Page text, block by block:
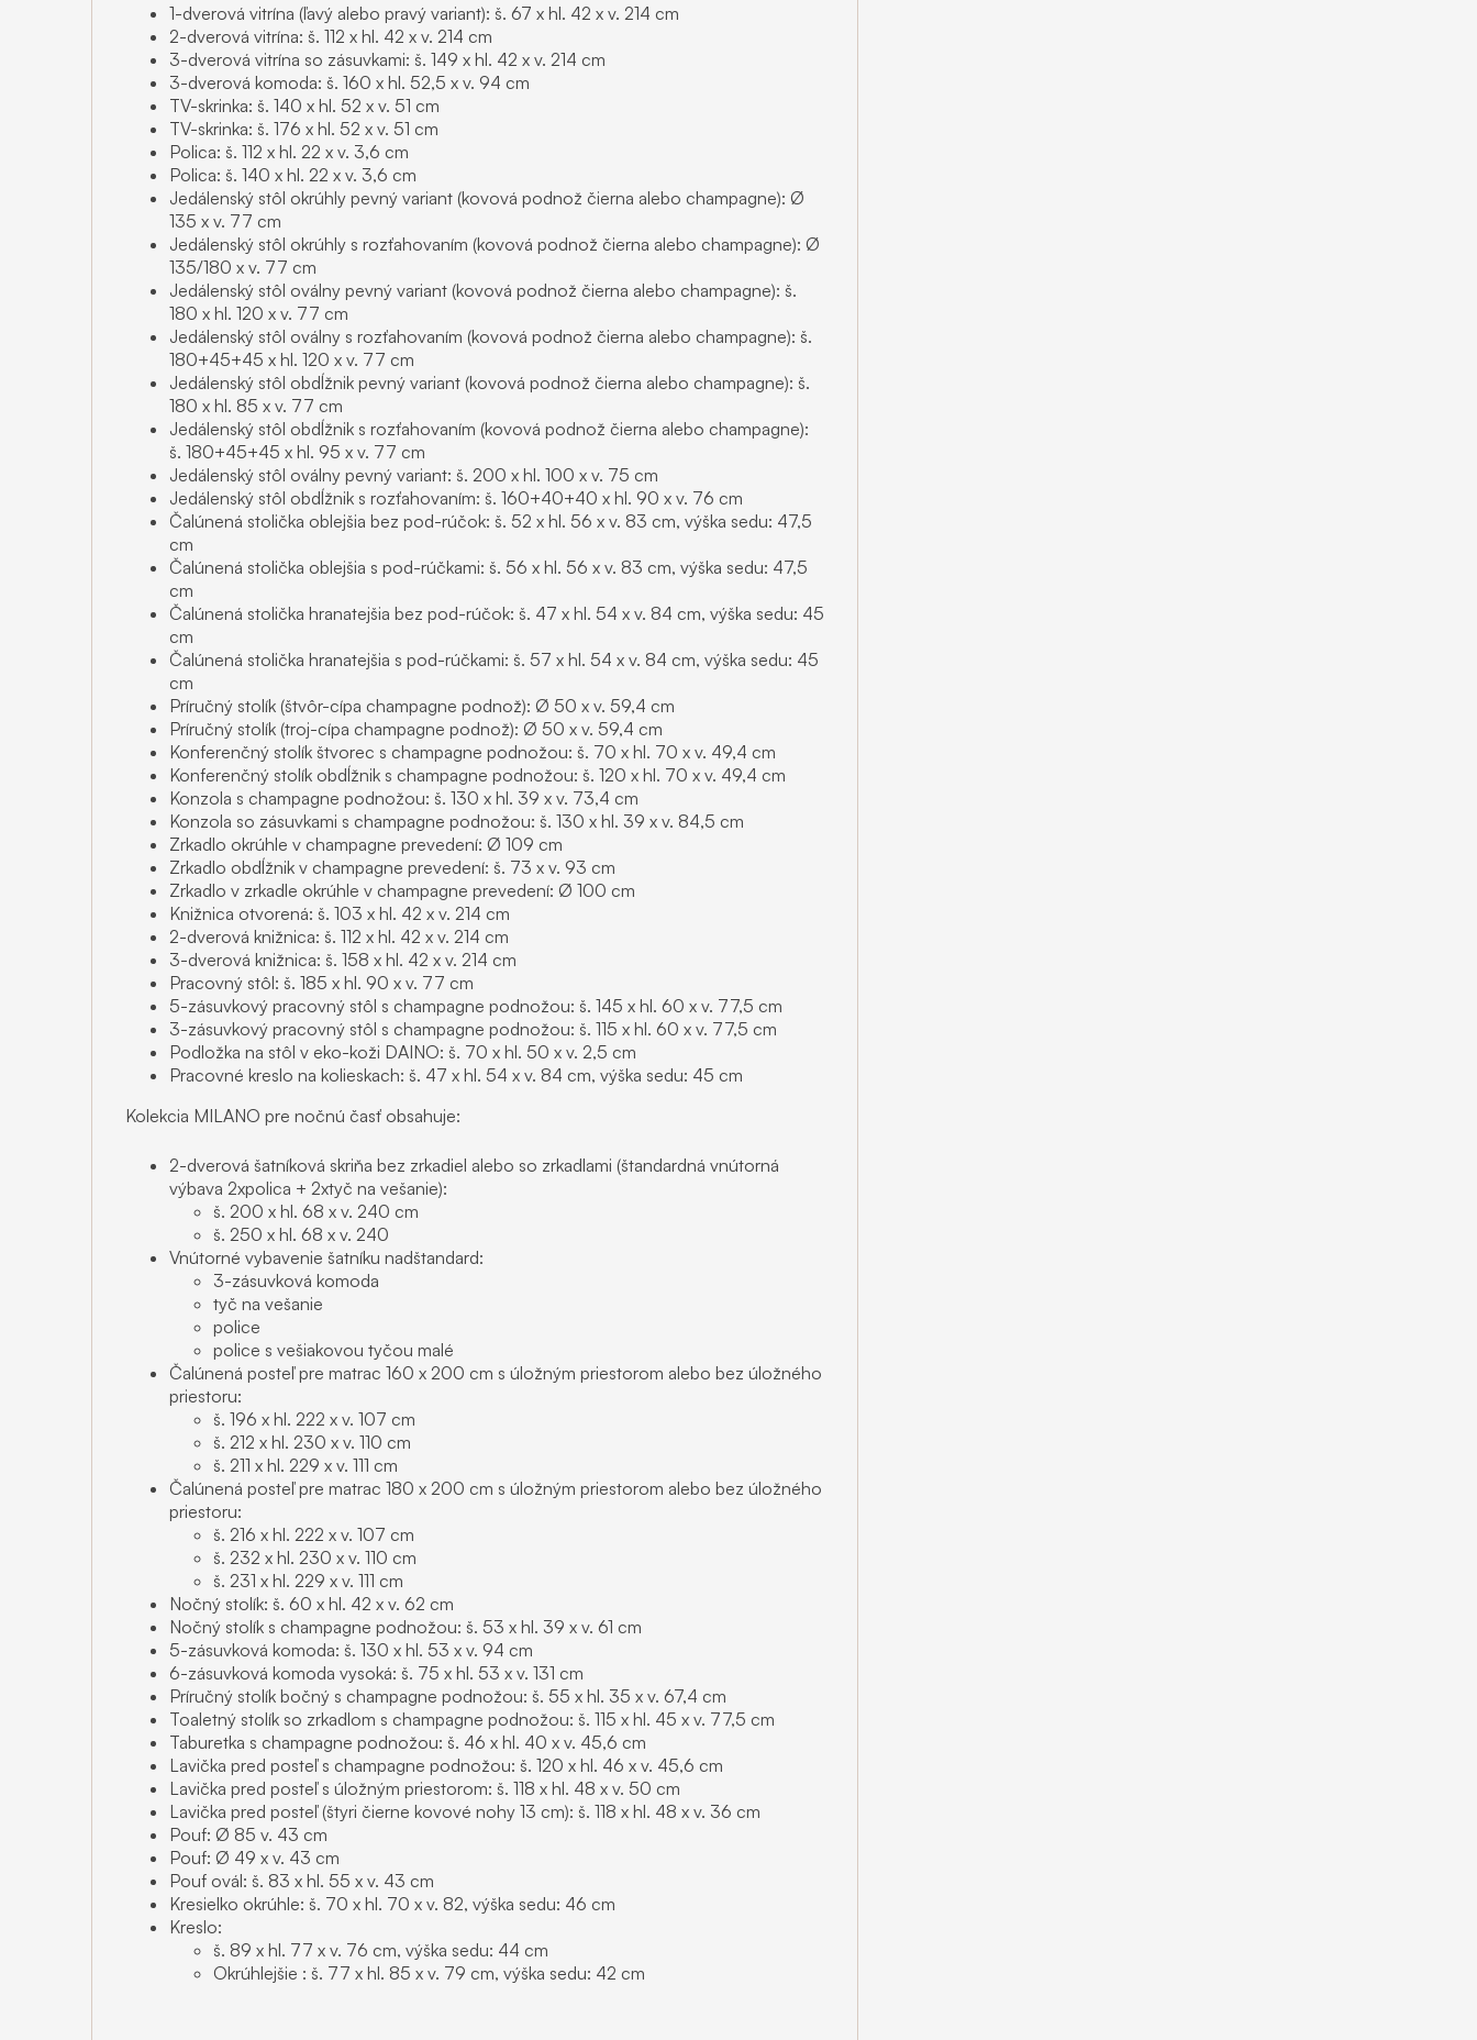
1-dverová vitrína (ľavý alebo pravý variant): š. 67 x hl. 42 x v. 214 cm
2-dverová vitrína: š. 112 x hl. 42 x v. 214 cm
3-dverová vitrína so zásuvkami: š. 149 x hl. 42 x v. 214 cm
3-dverová komoda: š. 160 x hl. 52,5 x v. 94 cm
TV-skrinka: š. 140 x hl. 52 x v. 51 cm
TV-skrinka: š. 176 x hl. 52 x v. 51 cm
Polica: š. 112 x hl. 22 x v. 3,6 cm
Polica: š. 140 x hl. 22 x v. 3,6 cm
Jedálenský stôl okrúhly pevný variant (kovová podnož čierna alebo champagne): Ø
135 x v. 77 cm
Jedálenský stôl okrúhly s rozťahovaním (kovová podnož čierna alebo champagne): Ø
135/180 x v. 77 cm
Jedálenský stôl oválny pevný variant (kovová podnož čierna alebo champagne): š.
180 x hl. 120 x v. 77 cm
Jedálenský stôl oválny s rozťahovaním (kovová podnož čierna alebo champagne): š.
180+45+45 x hl. 120 x v. 77 cm
Jedálenský stôl obdĺžnik pevný variant (kovová podnož čierna alebo champagne): š.
180 x hl. 85 x v. 77 cm
Jedálenský stôl obdĺžnik s rozťahovaním (kovová podnož čierna alebo champagne):
š. 180+45+45 x hl. 95 x v. 77 cm
Jedálenský stôl oválny pevný variant: š. 200 x hl. 100 x v. 75 cm
Jedálenský stôl obdĺžnik s rozťahovaním: š. 160+40+40 x hl. 90 x v. 76 cm
Čalúnená stolička oblejšia bez pod-rúčok: š. 52 x hl. 56 x v. 83 cm, výška sedu: 47,5
cm
Čalúnená stolička oblejšia s pod-rúčkami: š. 56 x hl. 56 x v. 83 cm, výška sedu: 47,5
cm
Čalúnená stolička hranatejšia bez pod-rúčok: š. 47 x hl. 54 x v. 84 cm, výška sedu: 45
cm
Čalúnená stolička hranatejšia s pod-rúčkami: š. 57 x hl. 54 x v. 84 cm, výška sedu: 45
cm
Príručný stolík (štvôr-cípa champagne podnož): Ø 50 x v. 59,4 cm
Príručný stolík (troj-cípa champagne podnož): Ø 50 x v. 59,4 cm
Konferenčný stolík štvorec s champagne podnožou: š. 70 x hl. 70 x v. 49,4 cm
Konferenčný stolík obdĺžnik s champagne podnožou: š. 120 x hl. 70 x v. 49,4 cm
Konzola s champagne podnožou: š. 130 x hl. 39 x v. 73,4 cm
Konzola so zásuvkami s champagne podnožou: š. 130 x hl. 39 x v. 84,5 cm
Zrkadlo okrúhle v champagne prevedení: Ø 109 cm
Zrkadlo obdĺžnik v champagne prevedení: š. 73 x v. 93 cm
Zrkadlo v zrkadle okrúhle v champagne prevedení: Ø 100 cm
Knižnica otvorená: š. 103 x hl. 42 x v. 214 cm
2-dverová knižnica: š. 112 x hl. 42 x v. 214 cm
3-dverová knižnica: š. 158 x hl. 42 x v. 214 cm
Pracovný stôl: š. 185 x hl. 90 x v. 77 cm
5-zásuvkový pracovný stôl s champagne podnožou: š. 145 x hl. 60 x v. 77,5 cm
3-zásuvkový pracovný stôl s champagne podnožou: š. 115 x hl. 60 x v. 77,5 cm
Podložka na stôl v eko-koži DAINO: š. 70 x hl. 50 x v. 2,5 cm
Pracovné kreslo na kolieskach: š. 47 x hl. 54 x v. 84 cm, výška sedu: 45 cm
Kolekcia MILANO pre nočnú časť obsahuje:
2-dverová šatníková skriňa bez zrkadiel alebo so zrkadlami (štandardná vnútorná
výbava 2xpolica + 2xtyč na vešanie):
š. 200 x hl. 68 x v. 240 cm
š. 250 x hl. 68 x v. 240
Vnútorné vybavenie šatníku nadštandard:
3-zásuvková komoda
tyč na vešanie
police
police s vešiakovou tyčou malé
Čalúnená posteľ pre matrac 160 x 200 cm s úložným priestorom alebo bez úložného
priestoru:
š. 196 x hl. 222 x v. 107 cm
š. 212 x hl. 230 x v. 110 cm
š. 211 x hl. 229 x v. 111 cm
Čalúnená posteľ pre matrac 180 x 200 cm s úložným priestorom alebo bez úložného
priestoru:
š. 216 x hl. 222 x v. 107 cm
š. 232 x hl. 230 x v. 110 cm
š. 231 x hl. 229 x v. 111 cm
Nočný stolík: š. 60 x hl. 42 x v. 62 cm
Nočný stolík s champagne podnožou: š. 53 x hl. 39 x v. 61 cm
5-zásuvková komoda: š. 130 x hl. 53 x v. 94 cm
6-zásuvková komoda vysoká: š. 75 x hl. 53 x v. 131 cm
Príručný stolík bočný s champagne podnožou: š. 55 x hl. 35 x v. 67,4 cm
Toaletný stolík so zrkadlom s champagne podnožou: š. 115 x hl. 45 x v. 77,5 cm
Taburetka s champagne podnožou: š. 46 x hl. 40 x v. 45,6 cm
Lavička pred posteľ s champagne podnožou: š. 120 x hl. 46 x v. 45,6 cm
Lavička pred posteľ s úložným priestorom: š. 118 x hl. 48 x v. 50 cm
Lavička pred posteľ (štyri čierne kovové nohy 13 cm): š. 118 x hl. 48 x v. 36 cm
Pouf: Ø 85 v. 43 cm
Pouf: Ø 49 x v. 43 cm
Pouf ovál: š. 83 x hl. 55 x v. 43 cm
Kresielko okrúhle: š. 70 x hl. 70 x v. 82, výška sedu: 46 cm
Kreslo:
š. 89 x hl. 77 x v. 76 cm, výška sedu: 44 cm
Okrúhlejšie : š. 77 x hl. 85 x v. 79 cm, výška sedu: 42 cm